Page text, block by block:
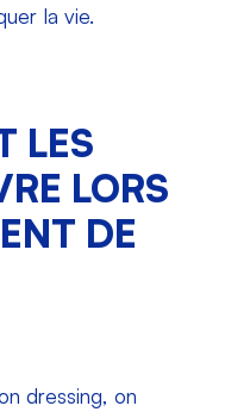
la vie.
LES
LORS
DE
dressing, on